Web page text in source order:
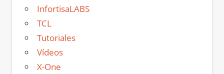
InfortisaLABS
TCL
Tutoriales
Vídeos
X-One